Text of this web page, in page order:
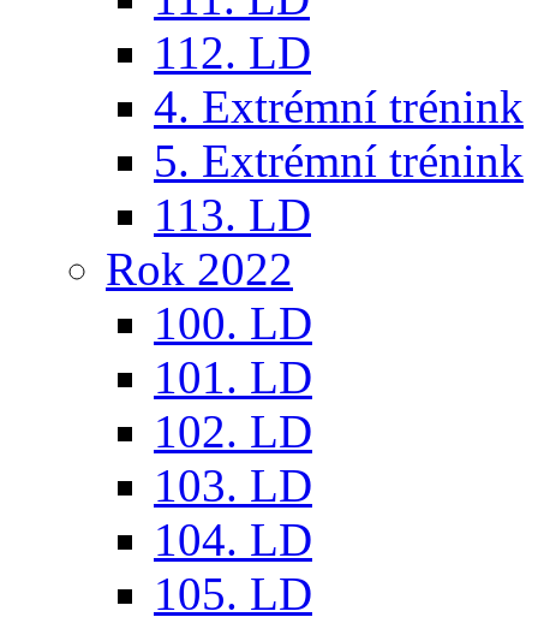
112. LD
4. Extrémní trénink
5. Extrémní trénink
113. LD
Rok 2022
100. LD
101. LD
102. LD
103. LD
104. LD
105. LD